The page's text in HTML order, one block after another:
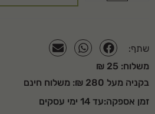
שתף:
משלוח: 25 ₪
בקניה מעל 280 ₪: משלוח חינם
זמן אספקה:עד 14 ימי עסקים